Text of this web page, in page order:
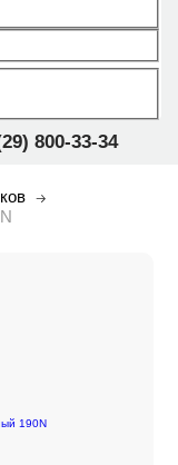
800-33-34